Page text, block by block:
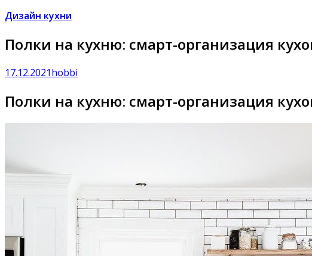
Дизайн кухни
Полки на кухню: смарт-организация
17.12.2021hobbi
Полки на кухню: смарт-организация